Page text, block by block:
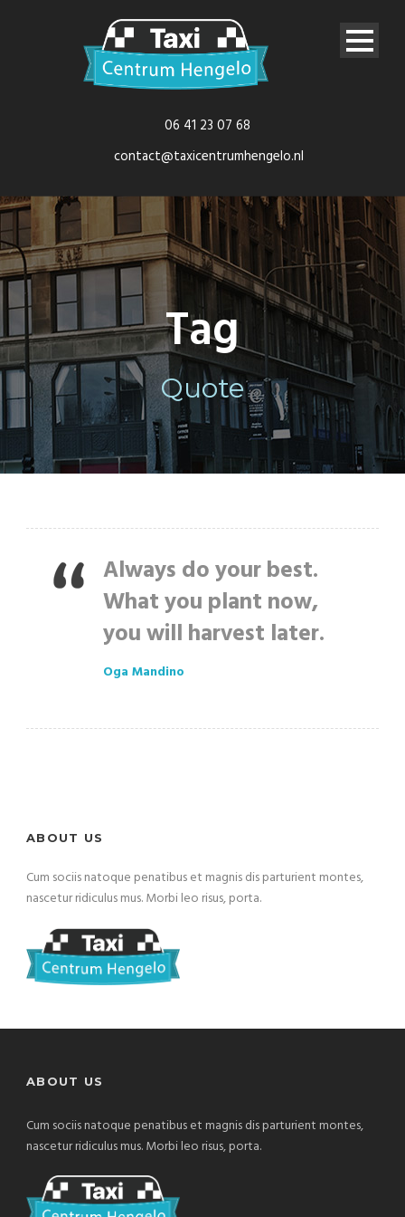
06 41 23 07 68
contact@taxicentrumhengelo.nl
Tag
Quote
Always do your best.
What you plant now,
you will harvest later.
Oga Mandino
ABOUT US
Cum sociis natoque penatibus et magnis dis parturient montes,
nascetur ridiculus mus. Morbi leo risus, porta.
ABOUT US
Cum sociis natoque penatibus et magnis dis parturient montes,
nascetur ridiculus mus. Morbi leo risus, porta.